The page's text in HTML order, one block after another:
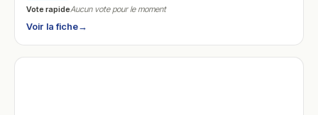
Vote rapideAucun vote pour le moment
Voir la fiche→